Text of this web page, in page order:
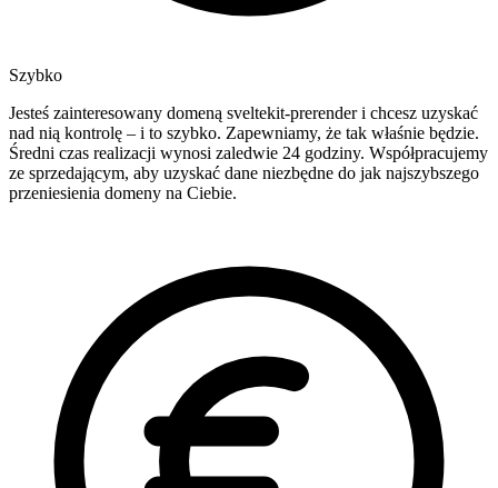
Szybko
Jesteś zainteresowany domeną sveltekit-prerender i chcesz uzyskać
nad nią kontrolę – i to szybko. Zapewniamy, że tak właśnie będzie.
Średni czas realizacji wynosi zaledwie 24 godziny. Współpracujemy
ze sprzedającym, aby uzyskać dane niezbędne do jak najszybszego
przeniesienia domeny na Ciebie.